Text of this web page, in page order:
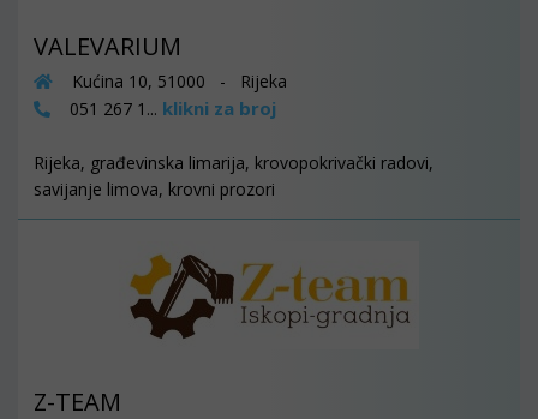
VALEVARIUM
Kućina 10, 51000 - Rijeka
051 267 1... klikni za broj
Rijeka, građevinska limarija, krovopokrivački radovi,
savijanje limova, krovni prozori
Z-TEAM